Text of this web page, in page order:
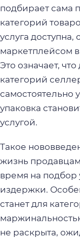
подбирает сама
категорий
услуга доступна,
маркетплейсом
Это означает,
категорий
самостоятельно
упаковка
услугой.
Такое
жизнь
время на подбор
издержки.
станет для
не раскрыта,